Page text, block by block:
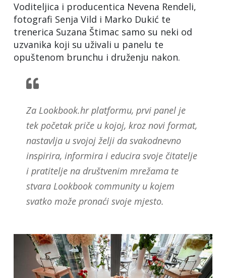
Voditeljica i producentica Nevena Rendeli,
fotografi Senja Vild i Marko Dukić te
trenerica Suzana Štimac samo su neki od
uzvanika koji su uživali u panelu te
opuštenom brunchu i druženju nakon.
Za Lookbook.hr platformu, prvi panel je
tek početak priče u kojoj, kroz novi format,
nastavlja u svojoj želji da svakodnevno
inspirira, informira i educira svoje čitatelje
i pratitelje na društvenim mrežama te
stvara Lookbook community u kojem
svatko može pronaći svoje mjesto.